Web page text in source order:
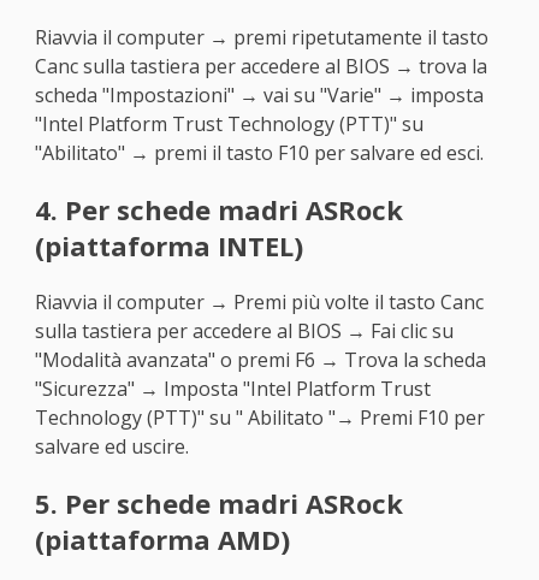
Riavvia il computer → premi ripetutamente il tasto
Canc sulla tastiera per accedere al BIOS → trova la
scheda "Impostazioni" → vai su "Varie" → imposta
"Intel Platform Trust Technology (PTT)" su
"Abilitato" → premi il tasto F10 per salvare ed esci.
4. Per schede madri ASRock
(piattaforma INTEL)
Riavvia il computer → Premi più volte il tasto Canc
sulla tastiera per accedere al BIOS → Fai clic su
"Modalità avanzata" o premi F6 → Trova la scheda
"Sicurezza" → Imposta "Intel Platform Trust
Technology (PTT)" su " Abilitato "→ Premi F10 per
salvare ed uscire.
5. Per schede madri ASRock
(piattaforma AMD)